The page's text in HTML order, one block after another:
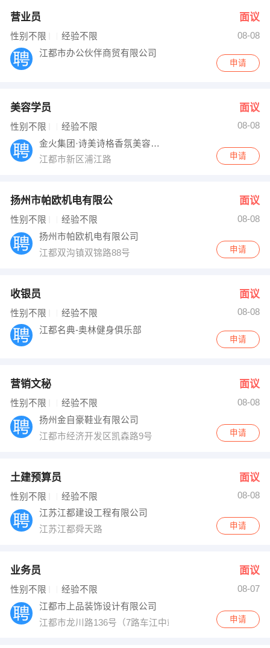
营业员 面议
性别不限 经验不限
08-08
江都市办公伙伴商贸有限公司
申请
美容学员 面议
性别不限 经验不限
08-08
金火集团·诗美诗格香氛美容江都店
江都市新区浦江路
申请
扬州市帕欧机电有限公 面议
性别不限 经验不限
08-08
扬州市帕欧机电有限公司
江都双沟镇双锦路88号
申请
收银员 面议
性别不限 经验不限
08-08
江都名典-奥林健身俱乐部
申请
营销文秘 面议
性别不限 经验不限
08-08
扬州金自豪鞋业有限公司
江都市经济开发区凯森路9号
申请
土建预算员 面议
性别不限 经验不限
08-08
江苏江都建设工程有限公司
江苏江都舜天路
申请
业务员 面议
性别不限 经验不限
08-07
江都市上品装饰设计有限公司
江都市龙川路136号（7路车江中站下即到）
申请